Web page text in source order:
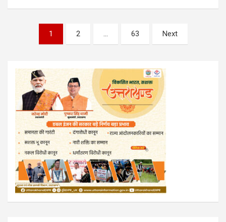
pagination
1 2 … 63 Next